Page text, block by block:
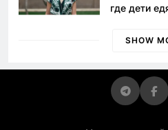
где дети
просить
SHOW